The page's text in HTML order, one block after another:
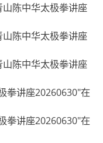
陈中华太极拳讲座
陈中华太极拳讲座
陈中华太极拳讲座
拳讲座20260630"在
拳讲座20260630"在